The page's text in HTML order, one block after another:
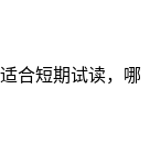
合短期试读，哪